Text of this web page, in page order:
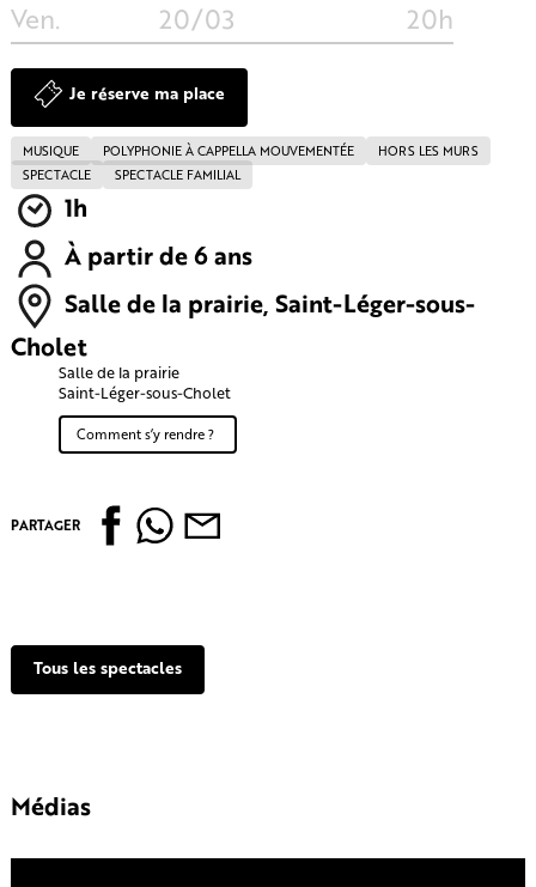
Ven. 20/03 20h
Je réserve ma place
MUSIQUE POLYPHONIE À CAPPELLA MOUVEMENTÉE
HORS LES MURS
SPECTACLE
SPECTACLE FAMILIAL
1h
À partir de 6 ans
Salle de la prairie, Saint-Léger-sous-
Cholet
Salle de la prairie
Saint-Léger-sous-Cholet
Comment s’y rendre ?
PARTAGER
Tous les spectacles
Médias